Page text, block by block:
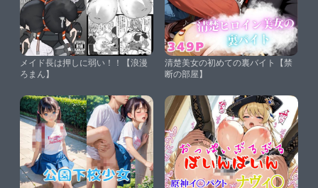
メイド長は押しに弱い！！【浪漫
ろまん】
清楚美女の初めての裏バイト【禁
断の部屋】